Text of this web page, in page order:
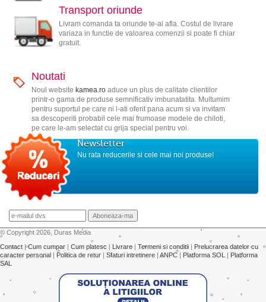
Transport oriunde
Livram comanda ta oriunde te-ai afla. Costul de livrare
variaza in functie de valoarea comenzii si poate fi chiar
gratuit.
Noutati
Noul website kamea.roaduce un plus de calitate clientilor
printr-o gama de produse semnificativ imbunatatita. Multumim
pentru suportul pe care ni l-ati oferit pana acum si va invitam
sa descoperiti probabil cele mai frumoase modele de chiloti,
pe care le-am selectat cu grija special pentru voi.
Newsletter
Nu rata reducerile si cele mai noi produse!
© Copyright 2026, Duras Media
Contact |Cum cumpar | Cum platesc | Livrare | Termeni si conditii | Prelucrarea datelor cu
caracter personal | Politica de retur | Sfaturi intretinere | ANPC | Platforma SOL | Platforma
SAL